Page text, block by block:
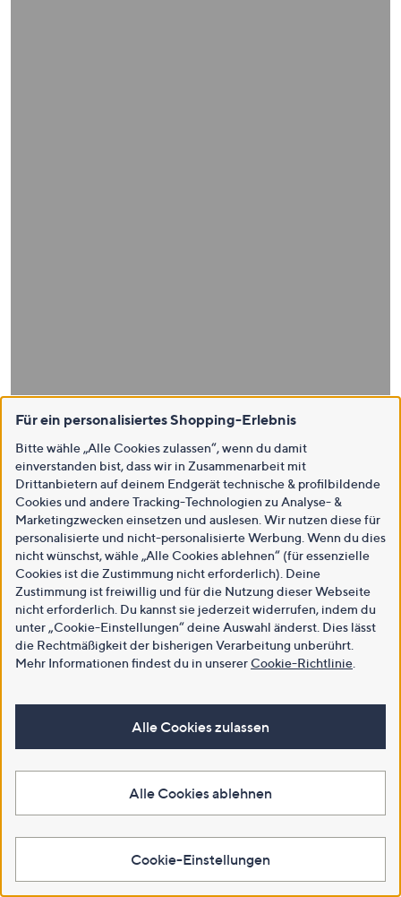
Für ein personalisiertes Shopping-Erlebnis
Bitte wähle „Alle Cookies zulassen“, wenn du damit
einverstanden bist, dass wir in Zusammenarbeit mit
Drittanbietern auf deinem Endgerät technische & profilbildende
Cookies und andere Tracking-Technologien zu Analyse- &
Marketingzwecken einsetzen und auslesen. Wir nutzen diese für
personalisierte und nicht-personalisierte Werbung. Wenn du dies
nicht wünschst, wähle „Alle Cookies ablehnen“ (für essenzielle
Cookies ist die Zustimmung nicht erforderlich). Deine
Zustimmung ist freiwillig und für die Nutzung dieser Webseite
nicht erforderlich. Du kannst sie jederzeit widerrufen, indem du
unter „Cookie-Einstellungen“ deine Auswahl änderst. Dies lässt
die Rechtmäßigkeit der bisherigen Verarbeitung unberührt.
Mehr Informationen findest du in unsererCookie-Richtlinie
Alle Cookies zulassen
Alle Cookies ablehnen
Cookie-Einstellungen